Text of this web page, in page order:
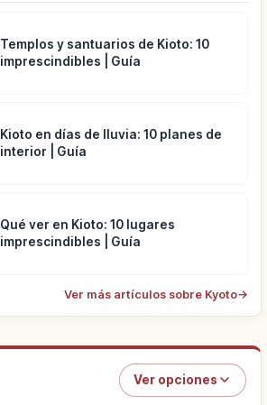
Templos y santuarios de Kioto: 10
imprescindibles | Guía
Kioto en días de lluvia: 10 planes de
interior | Guía
Qué ver en Kioto: 10 lugares
imprescindibles | Guía
Ver más artículos sobre Kyoto→
Ver opciones